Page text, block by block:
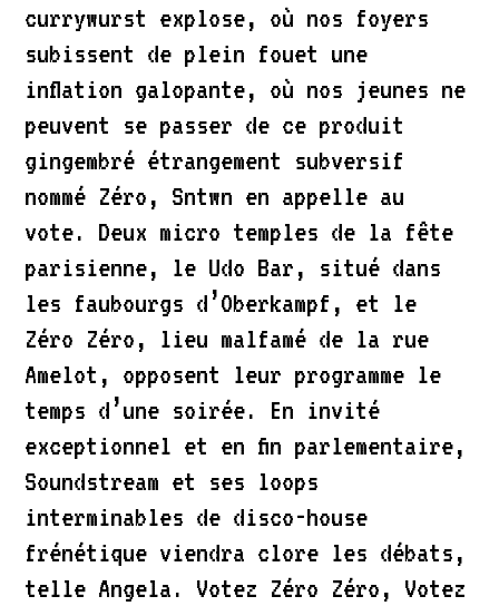
currywurst explose, où nos foyers
subissent de plein fouet une
inflation galopante, où nos jeunes ne
peuvent se passer de ce produit
gingembré étrangement subversif
nommé Zéro, Sntwn en appelle au
vote. Deux micro temples de la fête
parisienne, le Udo Bar, situé dans
les faubourgs d’Oberkampf, et le
Zéro Zéro, lieu malfamé de la rue
Amelot, opposent leur programme le
temps d’une soirée. En invité
exceptionnel et en fin parlementaire,
Soundstream et ses loops
interminables de disco-house
frénétique viendra clore les débats,
telle Angela. Votez Zéro Zéro, Votez